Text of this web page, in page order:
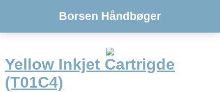
Borsen Håndbøger
Yellow Inkjet Cartrigde
(T01C4)